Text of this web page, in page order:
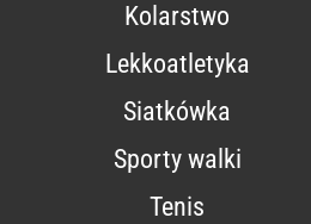
Kolarstwo
Lekkoatletyka
Siatkówka
Sporty walki
Tenis